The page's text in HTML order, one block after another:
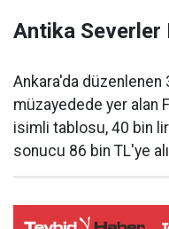
Antika Severler
Ankara'da düzenlenen
müzayedede yer alan
isimli tablosu, 40 bin
sonucu 86 bin TL'ye